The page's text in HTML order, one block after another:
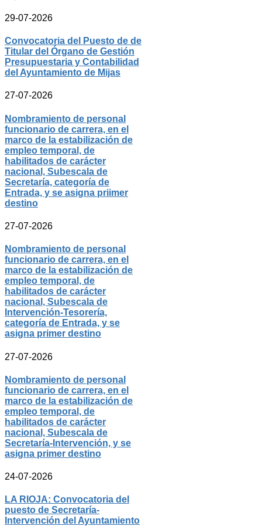
29-07-2026
Convocatoria del Puesto de de
Titular del Órgano de Gestión
Presupuestaria y Contabilidad
del Ayuntamiento de Mijas
27-07-2026
Nombramiento de personal
funcionario de carrera, en el
marco de la estabilización de
empleo temporal, de
habilitados de carácter
nacional, Subescala de
Secretaría, categoría de
Entrada, y se asigna priimer
destino
27-07-2026
Nombramiento de personal
funcionario de carrera, en el
marco de la estabilización de
empleo temporal, de
habilitados de carácter
nacional, Subescala de
Intervención-Tesorería,
categoría de Entrada, y se
asigna primer destino
27-07-2026
Nombramiento de personal
funcionario de carrera, en el
marco de la estabilización de
empleo temporal, de
habilitados de carácter
nacional, Subescala de
Secretaría-Intervención, y se
asigna primer destino
24-07-2026
LA RIOJA: Convocatoria del
puesto de Secretaría-
Intervención del Ayuntamiento